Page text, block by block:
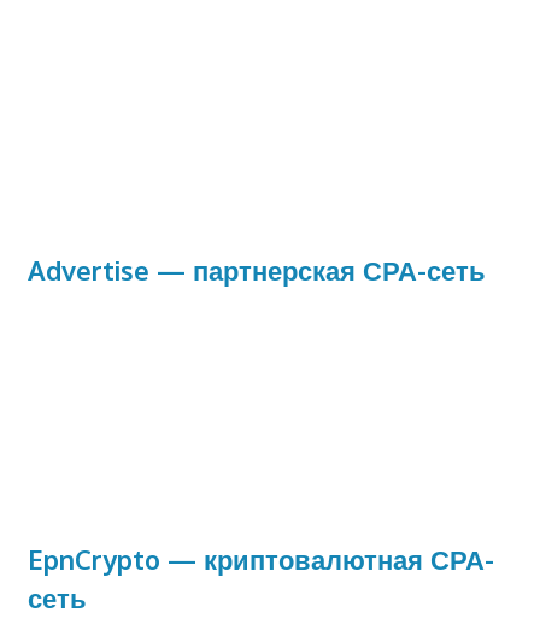
Advertise — партнерская СРА-сеть
EpnCrypto — криптовалютная СРА-
сеть